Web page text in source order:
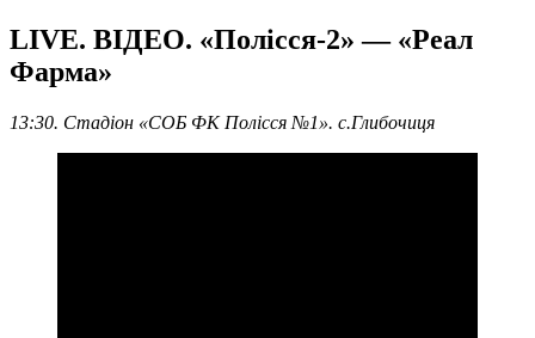
LIVE. ВІДЕО. «Полісся-2» — «Реал
Фарма»
13:30. Стадіон «СОБ ФК Полісся №1». с.Глибочиця